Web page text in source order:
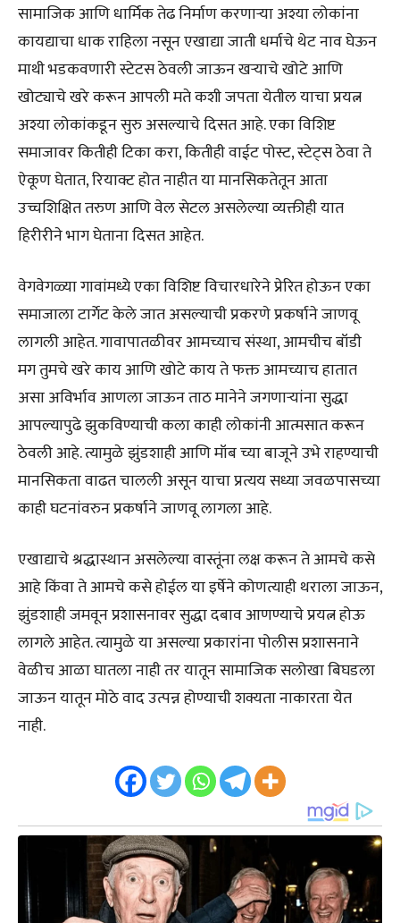
सामाजिक आणि धार्मिक तेढ निर्माण करणाऱ्या अश्या लोकांना
कायद्याचा धाक राहिला नसून एखाद्या जाती धर्माचे थेट नाव घेऊन
माथी भडकवणारी स्टेटस ठेवली जाऊन खऱ्याचे खोटे आणि
खोट्याचे खरे करून आपली मते कशी जपता येतील याचा प्रयत्न
अश्या लोकांकडून सुरु असल्याचे दिसत आहे. एका विशिष्ट
समाजावर कितीही टिका करा, कितीही वाईट पोस्ट, स्टेट्स ठेवा ते
ऐकूण घेतात, रियाक्ट होत नाहीत या मानसिकतेतून आता
उच्चशिक्षित तरुण आणि वेल सेटल असलेल्या व्यक्तीही यात
हिरीरीने भाग घेताना दिसत आहेत.
वेगवेगळ्या गावांमध्ये एका विशिष्ट विचारधारेने प्रेरित होऊन एका
समाजाला टार्गेट केले जात असल्याची प्रकरणे प्रकर्षाने जाणवू
लागली आहेत. गावापातळीवर आमच्याच संस्था, आमचीच बॉडी
मग तुमचे खरे काय आणि खोटे काय ते फक्त आमच्याच हातात
असा अविर्भाव आणला जाऊन ताठ मानेने जगणाऱ्यांना सुद्धा
आपल्यापुढे झुकविण्याची कला काही लोकांनी आत्मसात करून
ठेवली आहे. त्यामुळे झुंडशाही आणि मॉब च्या बाजूने उभे राहण्याची
मानसिकता वाढत चालली असून याचा प्रत्यय सध्या जवळपासच्या
काही घटनांवरुन प्रकर्षाने जाणवू लागला आहे.
एखाद्याचे श्रद्धास्थान असलेल्या वास्तूंना लक्ष करून ते आमचे कसे
आहे किंवा ते आमचे कसे होईल या इर्षेने कोणत्याही थराला जाऊन,
झुंडशाही जमवून प्रशासनावर सुद्धा दबाव आणण्याचे प्रयत्न होऊ
लागले आहेत. त्यामुळे या असल्या प्रकारांना पोलीस प्रशासनाने
वेळीच आळा घातला नाही तर यातून सामाजिक सलोखा बिघडला
जाऊन यातून मोठे वाद उत्पन्न होण्याची शक्यता नाकारता येत
नाही.